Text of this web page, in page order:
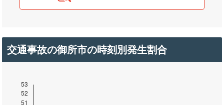
交通事故の御所市の時刻別発生割合